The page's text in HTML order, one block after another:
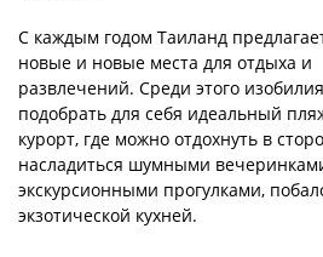
С каждым годом Таиланд
новые и новые места для отдыха и
развлечений. Среди этого
подобрать для себя идеальный
курорт, где можно отдохнуть в
насладиться шумными
экскурсионными прогулками,
экзотической кухней.